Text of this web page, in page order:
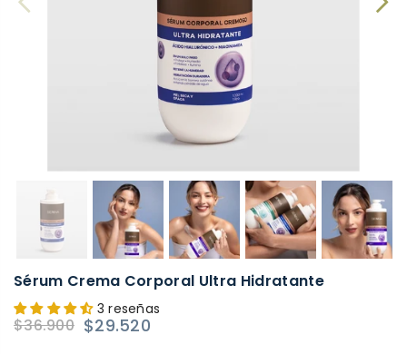
Sérum Crema Corporal Ultra Hidratante
3 reseñas
Precio
$36.900 $29.520